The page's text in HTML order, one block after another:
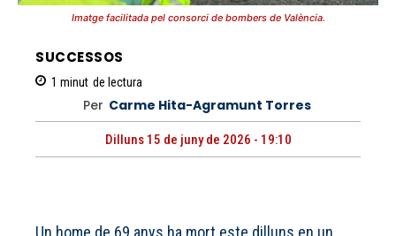
Imatge facilitada pel consorci de bombers de València.
SUCCESSOS
1 minut de lectura
Per Carme Hita-Agramunt Torres
Dilluns 15 de juny de 2026 - 19:10
Un home de 69 anys ha mort este dilluns en un